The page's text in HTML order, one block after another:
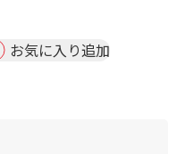
お気に入り追加